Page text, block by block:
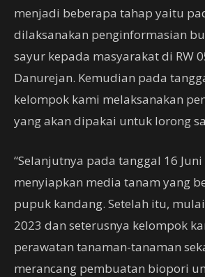
menjadi beberapa tahap yaitu
dilaksanakan penginformasian
sayur kepada masyarakat di RW
Danurejan. Kemudian pada
kelompok kami melaksanakan
yang akan dipakai untuk lorong
“Selanjutnya pada tanggal 16 Juni
menyiapkan media tanam yang
pupuk kandang. Setelah itu,
2023 dan seterusnya kelompok
perawatan tanaman-tanaman
merancang pembuatan biopori